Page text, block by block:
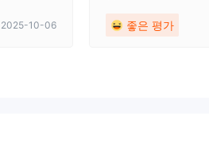
2025-10-06
좋은 결과를 제공해
좋은 평가